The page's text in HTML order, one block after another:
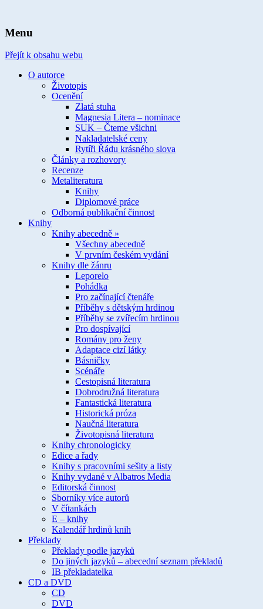
Ivona Březinová
Menu
Přejít k obsahu webu
O autorce
Životopis
Ocenění
Zlatá stuha
Magnesia Litera – nominace
SUK – Čteme všichni
Nakladatelské ceny
Rytíři Řádu krásného slova
Články a rozhovory
Recenze
Metaliteratura
Knihy
Diplomové práce
Odborná publikační činnost
Knihy
Knihy abecedně »
Všechny abecedně
V prvním českém vydání
Knihy dle žánru
Leporelo
Pohádka
Pro začínající čtenáře
Příběhy s dětským hrdinou
Příběhy se zvířecím hrdinou
Pro dospívající
Romány pro ženy
Adaptace cizí látky
Básničky
Scénáře
Cestopisná literatura
Dobrodružná literatura
Fantastická literatura
Historická próza
Naučná literatura
Životopisná literatura
Knihy chronologicky
Edice a řady
Knihy s pracovními sešity a listy
Knihy vydané v Albatros Media
Editorská činnost
Sborníky více autorů
V čítankách
E – knihy
Kalendář hrdinů knih
Překlady
Překlady podle jazyků
Do jiných jazyků – abecední seznam překladů
IB překladatelka
CD a DVD
CD
DVD